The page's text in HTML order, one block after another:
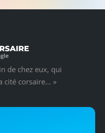
de chez eux, qui
cité corsaire... »